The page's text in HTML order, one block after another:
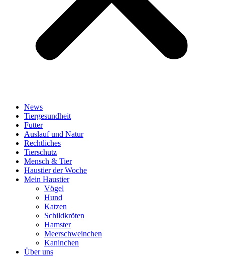
News
Tiergesundheit
Futter
Auslauf und Natur
Rechtliches
Tierschutz
Mensch & Tier
Haustier der Woche
Mein Haustier
Vögel
Hund
Katzen
Schildkröten
Hamster
Meerschweinchen
Kaninchen
Über uns